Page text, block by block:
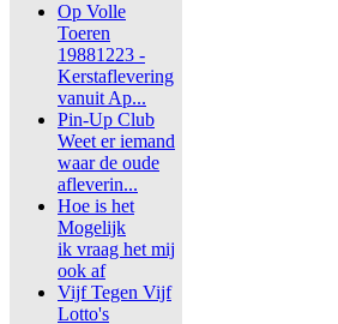
Op Volle
Toeren
19881223 -
Kerstaflevering
vanuit Ap...
Pin-Up Club
Weet er iemand
waar de oude
afleverin...
Hoe is het
Mogelijk
ik vraag het mij
ook af
Vijf Tegen Vijf
Lotto's